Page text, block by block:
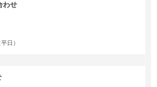
わせ
日）